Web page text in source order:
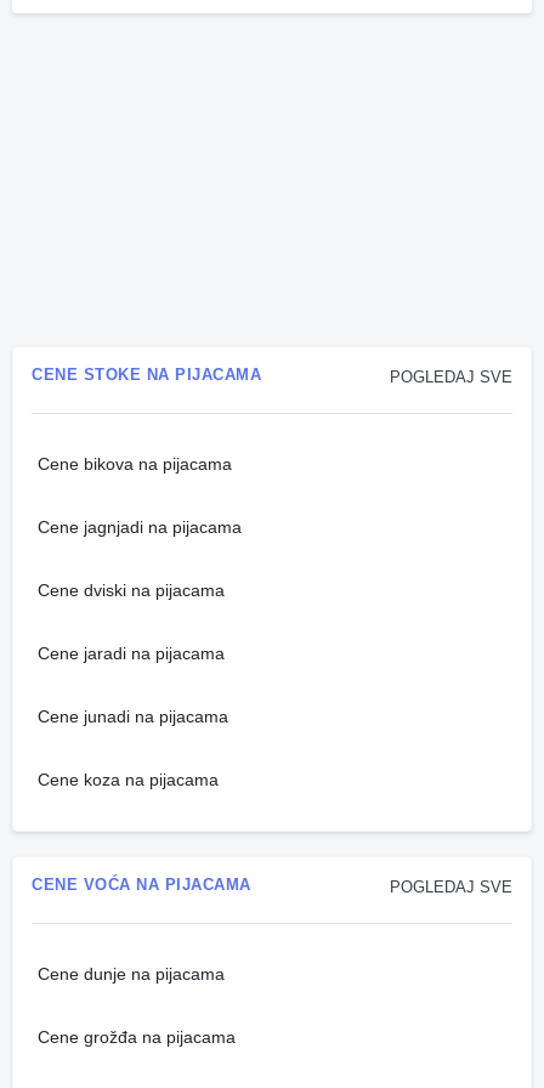
POGLEDAJ SVE
CENE STOKE NA PIJACAMA
Cene bikova na pijacama
Cene jagnjadi na pijacama
Cene dviski na pijacama
Cene jaradi na pijacama
Cene junadi na pijacama
Cene koza na pijacama
POGLEDAJ SVE
CENE VOĆA NA PIJACAMA
Cene dunje na pijacama
Cene grožđa na pijacama